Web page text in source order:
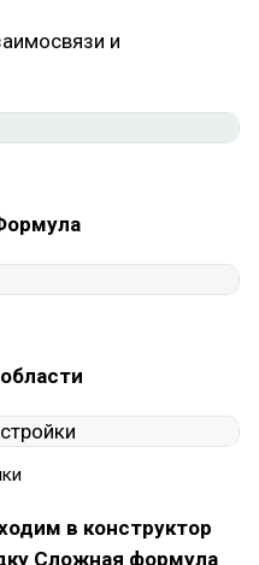
и
в конструктор
Сложная формула